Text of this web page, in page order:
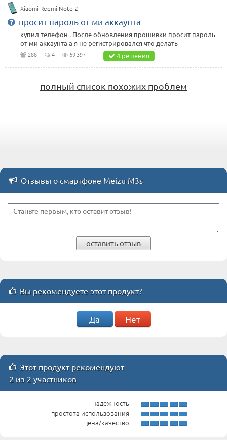
Xiaomi Redmi Note 2
просит пароль от ми аккаунта
купил телефон . После обновления прошивки просит пароль
от ми аккаунта а я не регистрировался что делать
288 4 69 397 4 решения
полный список похожих проблем
Отзывы о смартфоне Meizu M3s
оставить отзыв
Вы рекомендуете этот продукт?
Да Нет
Этот продукт рекомендуют
2 из 2 участников
надежность
простота использования
цена/качество